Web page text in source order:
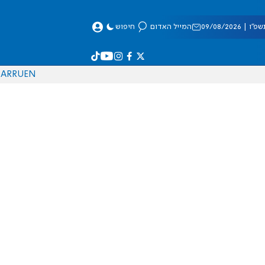
08/2026 המייל האדום חיפוש
EN
RU
AR